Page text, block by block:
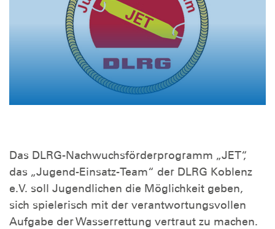
Das DLRG-Nachwuchsförderprogramm „JET“,
das „Jugend-Einsatz-Team“ der DLRG Koblenz
e.V. soll Jugendlichen die Möglichkeit geben,
sich spielerisch mit der verantwortungsvollen
Aufgabe der Wasserrettung vertraut zu machen.